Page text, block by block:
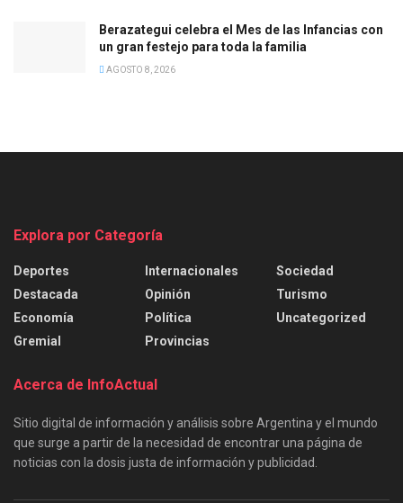
Berazategui celebra el Mes de las Infancias con
un gran festejo para toda la familia
AGOSTO 8, 2026
Explora por Categoría
Deportes
Destacada
Economía
Gremial
Internacionales
Opinión
Política
Provincias
Sociedad
Turismo
Uncategorized
Acerca de InfoActual
Sitio digital de información y análisis sobre Argentina y el mundo
que surge a partir de la necesidad de encontrar una página de
noticias con la dosis justa de información y publicidad.